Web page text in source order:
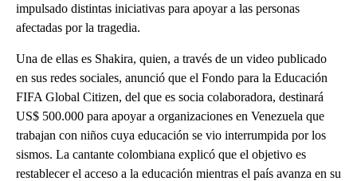
impulsado distintas iniciativas para apoyar a las personas
afectadas por la tragedia.
Una de ellas es Shakira, quien, a través de un video publicado
en sus redes sociales, anunció que el Fondo para la Educación
FIFA Global Citizen, del que es socia colaboradora, destinará
US$ 500.000 para apoyar a organizaciones en Venezuela que
trabajan con niños cuya educación se vio interrumpida por los
sismos. La cantante colombiana explicó que el objetivo es
restablecer el acceso a la educación mientras el país avanza en su